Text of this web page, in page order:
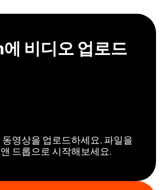
비디오 업로드
영상을 업로드하세요. 파일을
드롭으로 시작해보세요.